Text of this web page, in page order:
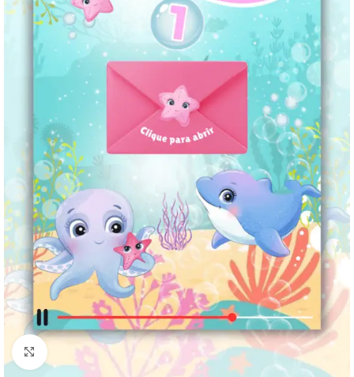
Clique para ampliar